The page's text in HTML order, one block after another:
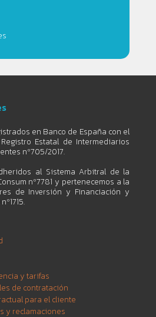
en Banco de España con el
Estatal de Intermediarios
nº705/2017.
al Sistema Arbitral de la
nº7781 y pertenecemos a la
de Inversión y Financiación y
y tarifas
de contratación
para el cliente
y reclamaciones